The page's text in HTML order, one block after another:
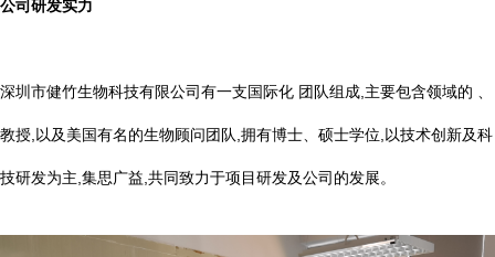
公司研发实力
深圳市健竹生物科技有限公司有一支国际化 团队组成,主要包含领域的 、
教授,以及美国有名的生物顾问团队,拥有博士、硕士学位,以技术创新及科
技研发为主,集思广益,共同致力于项目研发及公司的发展。